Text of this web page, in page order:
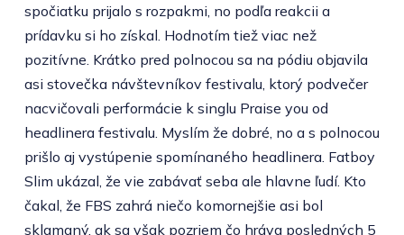
spočiatku prijalo s rozpakmi, no podľa reakcii a
prídavku si ho získal. Hodnotím tiež viac než
pozitívne. Krátko pred polnocou sa na pódiu objavila
asi stovečka návštevníkov festivalu, ktorý podvečer
nacvičovali performácie k singlu Praise you od
headlinera festivalu. Myslím že dobré, no a s polnocou
prišlo aj vystúpenie spomínaného headlinera. Fatboy
Slim ukázal, že vie zabávať seba ale hlavne ľudí. Kto
čakal, že FBS zahrá niečo komornejšie asi bol
sklamaný, ak sa však pozriem čo hráva posledných 5